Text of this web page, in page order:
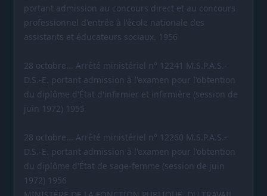
portant admission au concours direct et au concours
professionnel d'entrée à l'école nationale des
assistants et éducateurs sociaux. 1956
28 octobre... Arrêté ministériel n° 12241 M.S.P.A.S.-
D.S.-E. portant admission à l'examen pour l'obtention
du diplôme d'État d'infirmier et infirmière (session de
juin 1972) 1955
28 octobre... Arrêté ministériel n° 12260 M.S.P.A.S.-
D.S.-E. portant admission à l'examen pour l'obtention
du diplôme d'État de sage-femme (session de juin
1972) 1956